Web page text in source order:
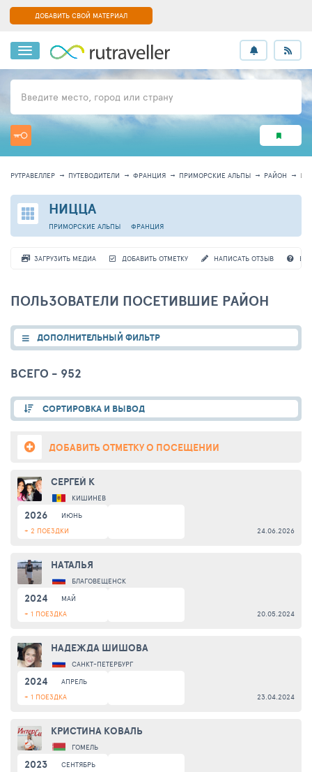
ДОБАВИТЬ СВОЙ МАТЕРИАЛ
Введите место, город или страну
РУТРАВЕЛЛЕР ПУТЕВОДИТЕЛИ ФРАНЦИЯ ПРИМОРСКИЕ АЛЬПЫ РАЙОН
НИЦЦА
ФРАНЦИЯ
ПРИМОРСКИЕ АЛЬПЫ
ЗАГРУЗИТЬ МЕДИА ДОБАВИТЬ ОТМЕТКУ НАПИСАТЬ ОТЗЫВ
ПОЛЬЗОВАТЕЛИ ПОСЕТИВШИЕ РАЙОН
ДОПОЛНИТЕЛЬНЫЙ ФИЛЬТР
ВСЕГО - 952
СОРТИРОВКА И ВЫВОД
ДОБАВИТЬ ОТМЕТКУ О ПОСЕЩЕНИИ
CЕРГЕЙ К
КИШИНЕВ
2026
ИЮНЬ
+ 2 ПОЕЗДКИ
24.06.2026
НАТАЛЬЯ
БЛАГОВЕЩЕНСК
2024
МАЙ
+ 1 ПОЕЗДКА
20.05.2024
НАДЕЖДА ШИШОВА
САНКТ-ПЕТЕРБУРГ
2024
АПРЕЛЬ
+ 1 ПОЕЗДКА
23.04.2024
КРИСТИНА КОВАЛЬ
ГОМЕЛЬ
2023
СЕНТЯБРЬ